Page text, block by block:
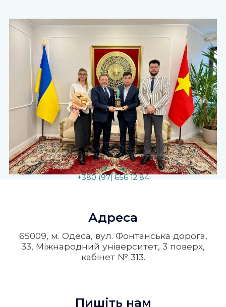
Телефонуйте
+380 (97) 656 12 84
Адреса
65009, м. Одеса, вул. Фонтанська дорога,
33, Міжнародний університет, 3 поверх,
кабінет № 313.
Пишіть нам